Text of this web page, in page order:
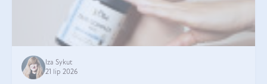
Iza Sykut
21 lip 2026